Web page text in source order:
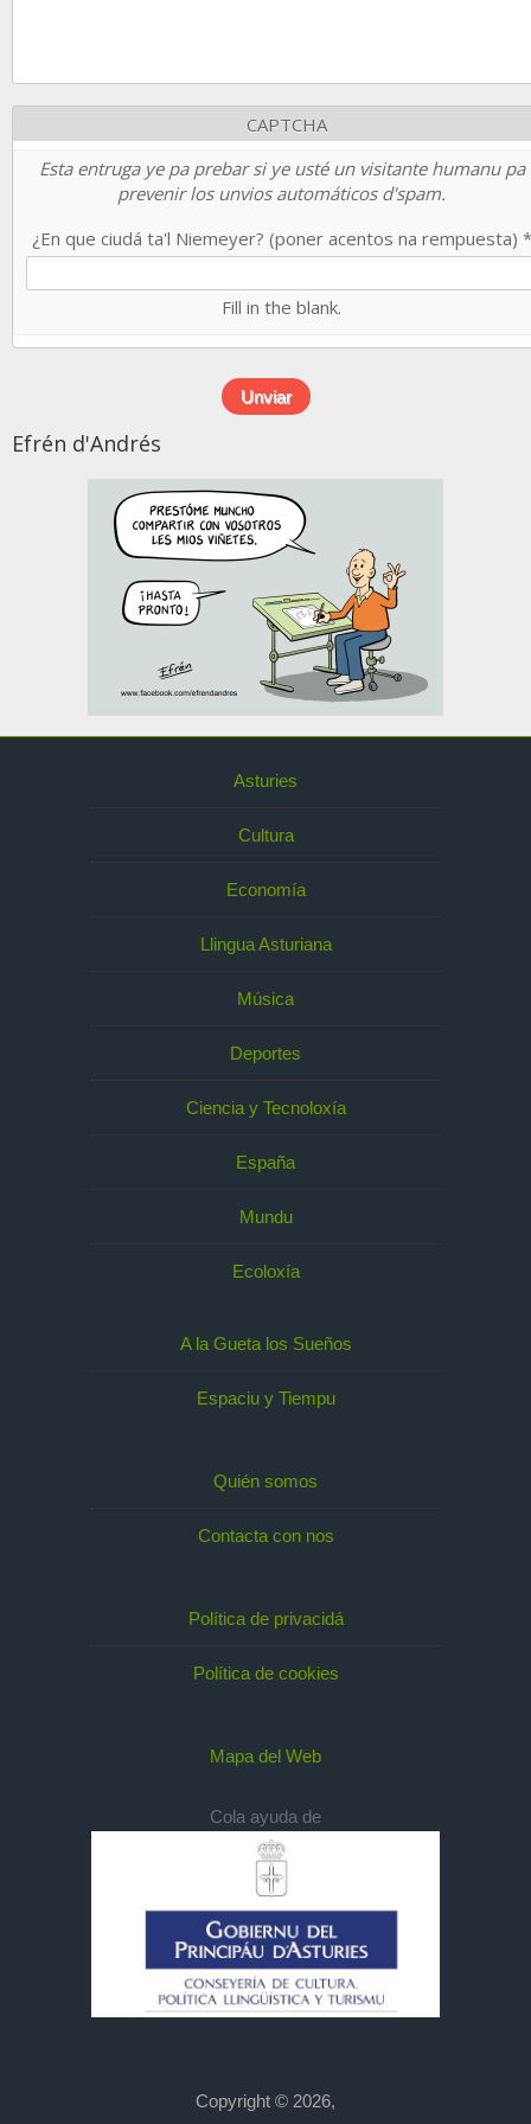
CAPTCHA
Esta entruga ye pa prebar si ye usté un visitante humanu pa
prevenir los unvios automáticos d'spam.
¿En que ciudá ta'l Niemeyer? (poner acentos na rempuesta) *
Fill in the blank.
Efrén d'Andrés
Asturies
Cultura
Economía
Llingua Asturiana
Música
Deportes
Ciencia y Tecnoloxía
España
Mundu
Ecoloxía
A la Gueta los Sueños
Espaciu y Tiempu
Quién somos
Contacta con nos
Política de privacidá
Política de cookies
Mapa del Web
Cola ayuda de
Copyright © 2026,